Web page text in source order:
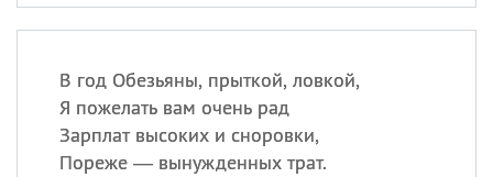
В год Обезьяны, прыткой, ловкой,
Я пожелать вам очень рад
Зарплат высоких и сноровки,
Пореже — вынужденных трат.